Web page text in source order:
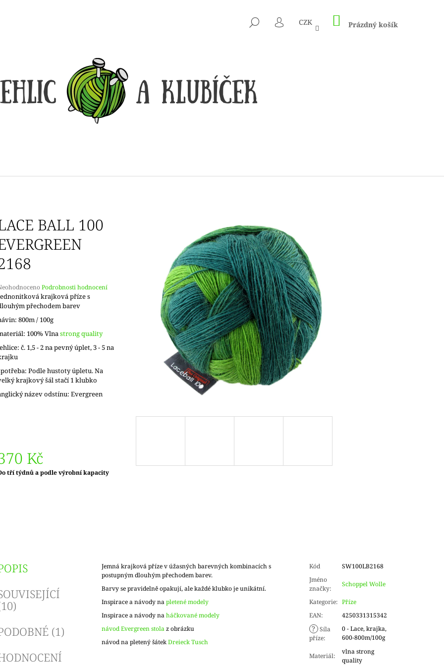
HLEDAT
PŘIHLÁŠENÍ
CZK NÁKUPNÍ
KOŠÍK
Prázdný košík
BALL 100
Podrobnosti hodnocení
krajková příze s
přechodem barev
800m / 100g
100% Vlnastrong quality
č. 1,5 - 2 na pevný úplet, 3 - 5 na
Podle hustoty úpletu. Na
krajkový šál stačí 1 klubko
název odstínu: Evergreen
Kč
tří týdnů a podle výrobní kapacity
(1)
Jemná krajková příze v úžasných barevných kombinacích s
postupným dlouhým přechodem barev.
Barvy se pravidelně opakují, ale každé klubko je unikátní.
Inspirace a návody napletené modely
Inspirace a návody naháčkované modely
návod Evergreen stolaz obrázku
návod na pletený šátekDreieck Tusch
Kód
SW100LB2168
Jméno
značky:
Schoppel Wolle
Kategorie: Příze
EAN: 4250331315342
? Síla
příze:
0 - Lace, krajka,
600-800m/100g
Materiál:
vlna strong
quality
CO POTŘEBUJETE NAJÍT?
HLEDAT
Kč